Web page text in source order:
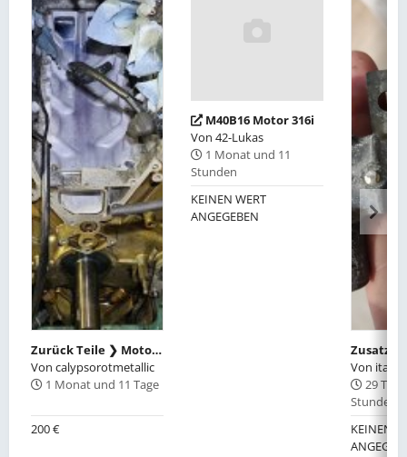
Zurück Teile ❯ Motor, Getriebe, Diff SUCHE M62B44TU Zylinderkopf 5-8 / Fahrerseite vom E39
Von calypsorotmetallic
1 Monat und 11 Tage
200 €
M40B16 Motor 316i
Von 42-Lukas
1 Monat und 11
Stunden
KEINEN WERT
ANGEGEBEN
Von
29
Stunden
KEINEN